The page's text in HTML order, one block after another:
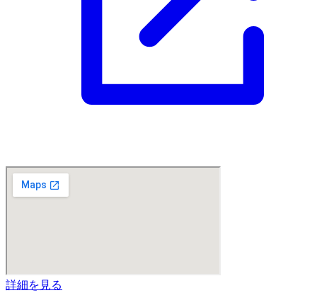
詳細を見る